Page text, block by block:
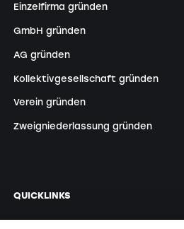
Einzelfirma gründen
GmbH gründen
AG gründen
Kollektivgesellschaft gründen
Verein gründen
Zweigniederlassung gründen
QUICKLINKS